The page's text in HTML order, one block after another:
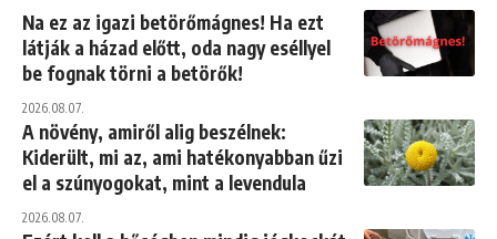
Na ez az igazi betörőmágnes! Ha ezt
látják a házad előtt, oda nagy eséllyel
be fognak törni a betörők!
2026.08.07.
A növény, amiről alig beszélnek:
Kiderült, mi az, ami hatékonyabban űzi
el a szúnyogokat, mint a levendula
2026.08.07.